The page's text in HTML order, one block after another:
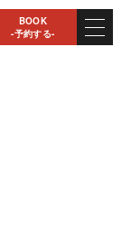
BOOK
-予約する-